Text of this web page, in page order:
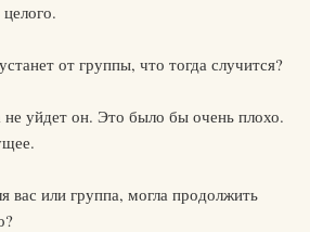
от группы, что тогда случится?
уйдет он. Это было бы очень плохо.
вас или группа, могла продолжить